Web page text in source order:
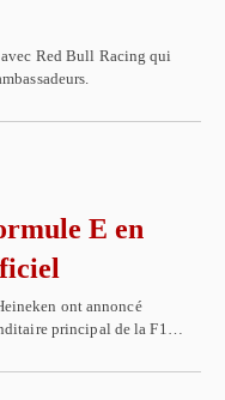
Red Bull Racing qui
E en
ont annoncé
principal de la F1…